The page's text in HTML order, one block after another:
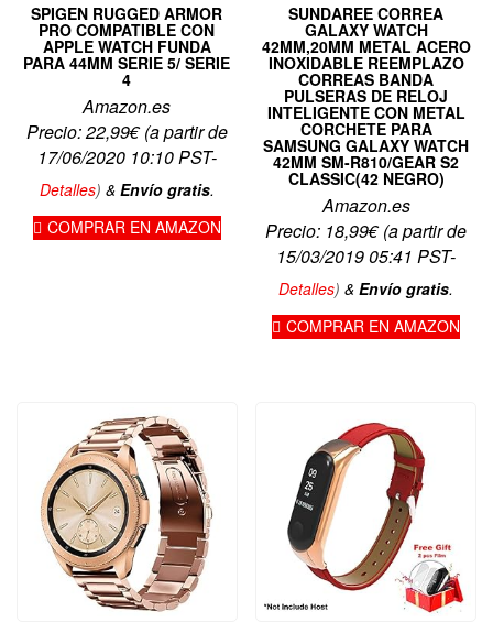
SPIGEN RUGGED ARMOR
PRO COMPATIBLE CON
APPLE WATCH FUNDA
PARA 44MM SERIE 5/ SERIE
4
Amazon.es
Precio:22,99€(a partir de
17/06/2020 10:10 PST-
Detalles) & Envío gratis.
COMPRAR EN AMAZON
SUNDAREE CORREA
GALAXY WATCH
42MM,20MM METAL ACERO
INOXIDABLE REEMPLAZO
CORREAS BANDA
PULSERAS DE RELOJ
INTELIGENTE CON METAL
CORCHETE PARA
SAMSUNG GALAXY WATCH
42MM SM-R810/GEAR S2
CLASSIC(42 NEGRO)
Amazon.es
Precio: 18,99€(a partir de
15/03/2019 05:41 PST-
Detalles)&Envío gratis.
COMPRAR EN AMAZON